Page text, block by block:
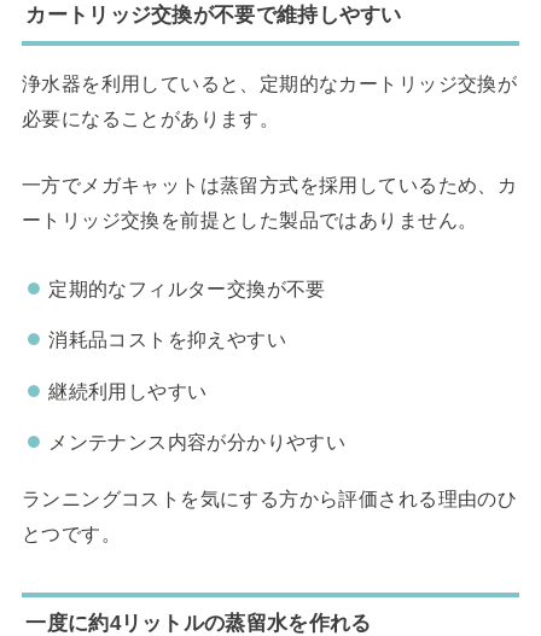
カートリッジ交換が不要で維持しやすい
浄水器を利用していると、定期的なカートリッジ交換が
必要になることがあります。
一方でメガキャットは蒸留方式を採用しているため、カ
ートリッジ交換を前提とした製品ではありません。
定期的なフィルター交換が不要
消耗品コストを抑えやすい
継続利用しやすい
メンテナンス内容が分かりやすい
ランニングコストを気にする方から評価される理由のひ
とつです。
一度に約4リットルの蒸留水を作れる